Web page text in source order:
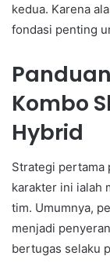
kedua. Karena
fondasi penting
Kombo
Hybrid
Strategi pertama
karakter ini ialah
tim. Umumnya,
menjadi
bertugas selaku